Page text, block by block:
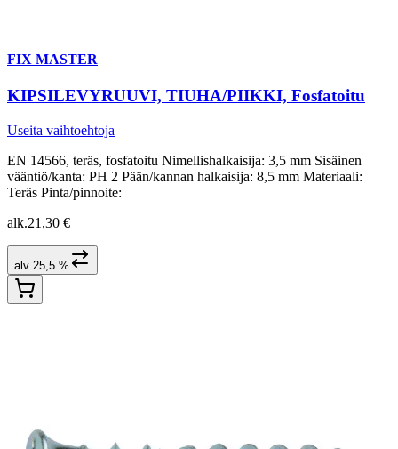
FIX MASTER
KIPSILEVYRUUVI, TIUHA/PIIKKI, Fosfatoitu
Useita vaihtoehtoja
EN 14566, teräs, fosfatoitu Nimellishalkaisija: 3,5 mm Sisäinen
vääntiö/kanta: PH 2 Pään/kannan halkaisija: 8,5 mm Materiaali:
Teräs Pinta/pinnoite:
alk.21,30 €
alv 25,5 %